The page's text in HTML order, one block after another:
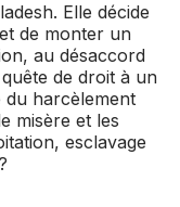
Elle décide
de monter un
au désaccord
de droit à un
du harcèlement
misère et les
esclavage